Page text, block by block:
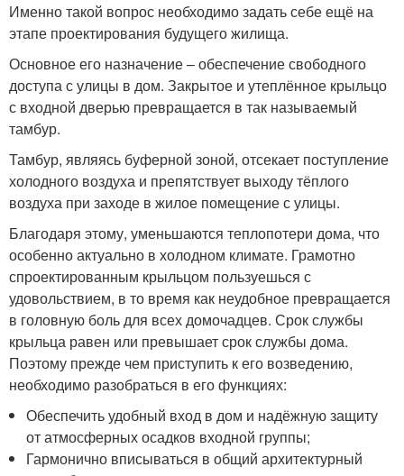
Именно такой вопрос необходимо задать себе ещё на
этапе проектирования будущего жилища.
Основное его назначение – обеспечение свободного
доступа с улицы в дом. Закрытое и утеплённое крыльцо
с входной дверью превращается в так называемый
тамбур.
Тамбур, являясь буферной зоной, отсекает поступление
холодного воздуха и препятствует выходу тёплого
воздуха при заходе в жилое помещение с улицы.
Благодаря этому, уменьшаются теплопотери дома, что
особенно актуально в холодном климате. Грамотно
спроектированным крыльцом пользуешься с
удовольствием, в то время как неудобное превращается
в головную боль для всех домочадцев. Срок службы
крыльца равен или превышает срок службы дома.
Поэтому прежде чем приступить к его возведению,
необходимо разобраться в его функциях:
Обеспечить удобный вход в дом и надёжную защиту
от атмосферных осадков входной группы;
Гармонично вписываться в общий архитектурный